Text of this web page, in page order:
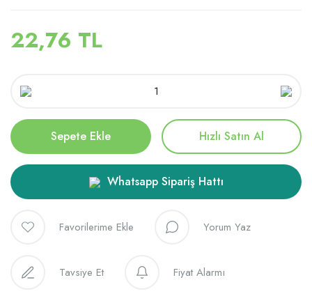
22,76 TL
Sepete Ekle Hızlı Satın Al
Whatsapp Sipariş Hattı
Yorum Yaz
Tavsiye Et Fiyat Alarmı